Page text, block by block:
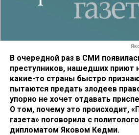
В очередной раз в СМИ
преступников, нашедших приют
какие-то страны быстро
пытаются предать злодеев
упорно не хочет отдавать
О том, почему это происходит,
газета» поговорила с
дипломатом Яковом Кедми.